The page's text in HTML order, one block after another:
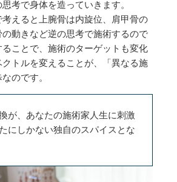
考で身体を造っていきます。
えると上腕骨は内旋位、肩甲骨の
動きなど逆の思考で施術するので
ことで、施術のターゲットも変化
クトルを変えることが、「異なる施
のです。
が、あなたの施術家人生に刺激
にしかない独自のスパイスとな